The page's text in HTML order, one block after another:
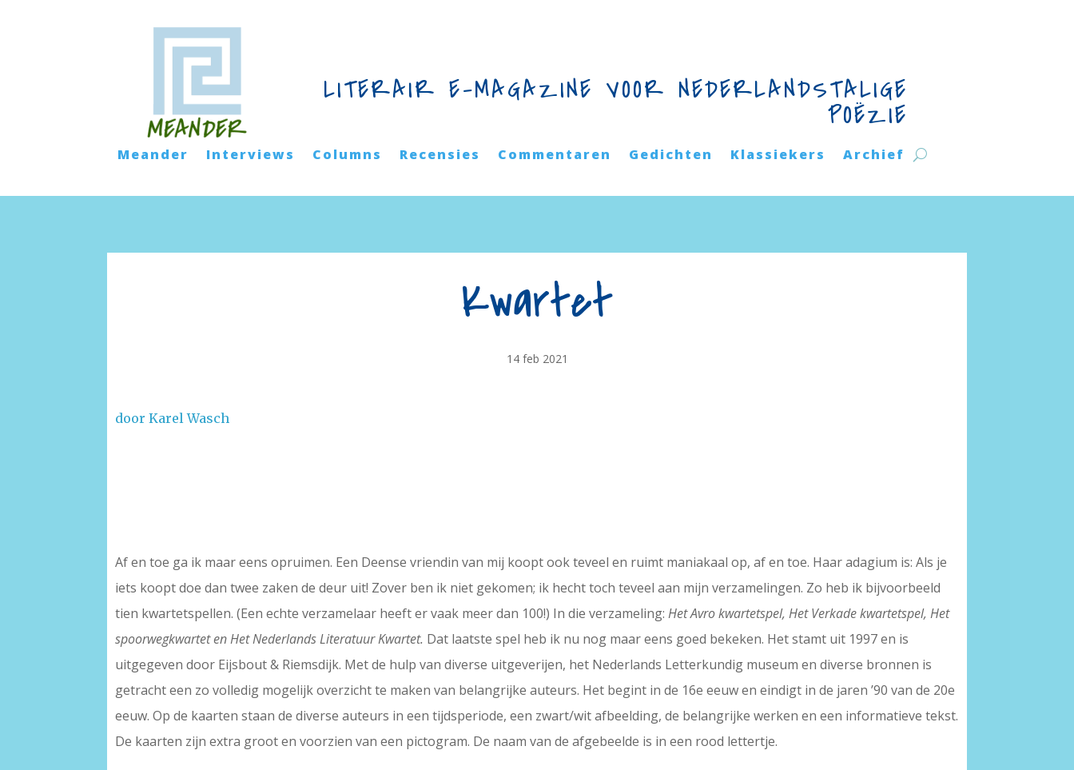
LITERAIR E-MAGAZINE VOOR NEDERLANDSTALIGE
POËZIE
Meander Interviews Columns Recensies Commentaren Gedichten Klassiekers Archief
Kwartet
14 feb 2021
door Karel Wasch
Af en toe ga ik maar eens opruimen. Een Deense vriendin van mij koopt ook teveel en ruimt maniakaal op, af en toe. Haar adagium is: Als je
iets koopt doe dan twee zaken de deur uit! Zover ben ik niet gekomen; ik hecht toch teveel aan mijn verzamelingen. Zo heb ik bijvoorbeeld
tien kwartetspellen. (Een echte verzamelaar heeft er vaak meer dan 100!) In die verzameling:Het Avro kwartetspel, Het Verkade kwartetspel, Het
spoorwegkwartet en Het Nederlands Literatuur Kwartet. Dat laatste spel heb ik nu nog maar eens goed bekeken. Het stamt uit 1997 en is
uitgegeven door Eijsbout & Riemsdijk. Met de hulp van diverse uitgeverijen, het Nederlands Letterkundig museum en diverse bronnen is
getracht een zo volledig mogelijk overzicht te maken van belangrijke auteurs. Het begint in de 16e eeuw en eindigt in de jaren ’90 van de 20e
eeuw. Op de kaarten staan de diverse auteurs in een tijdsperiode, een zwart/wit afbeelding, de belangrijke werken en een informatieve tekst.
De kaarten zijn extra groot en voorzien van een pictogram. De naam van de afgebeelde is in een rood lettertje.